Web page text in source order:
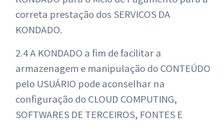
correta prestação dos SERVIÇOS DA
KONDADO.
2.4 A KONDADO a fim de facilitar a
armazenagem e manipulação do CONTEÚDO
pelo USUÁRIO pode aconselhar na
configuração do CLOUD COMPUTING,
SOFTWARES DE TERCEIROS, FONTES E